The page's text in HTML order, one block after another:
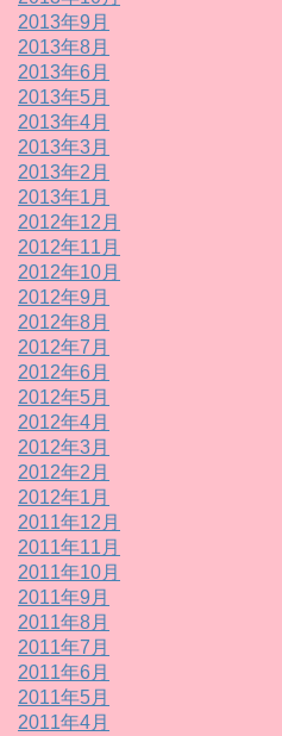
2013年9月
2013年8月
2013年6月
2013年5月
2013年4月
2013年3月
2013年2月
2013年1月
2012年12月
2012年11月
2012年10月
2012年9月
2012年8月
2012年7月
2012年6月
2012年5月
2012年4月
2012年3月
2012年2月
2012年1月
2011年12月
2011年11月
2011年10月
2011年9月
2011年8月
2011年7月
2011年6月
2011年5月
2011年4月